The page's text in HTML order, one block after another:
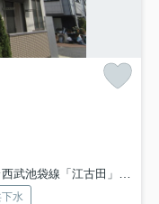
西武池袋線「江古田」駅 徒歩9分
水